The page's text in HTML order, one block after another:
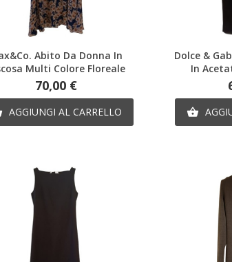
Anteprima
Abito Da Donna In
Multi Colore Floreale
Prezzo
70,00 €
AGGIUNGI AL CARRELLO
Dolce &
In
